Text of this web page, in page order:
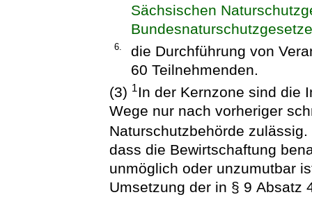
Sächsischen
6.
die Durchführung von
60 Teilnehmenden.
(3) 1 In der Kernzone sind die
Wege nur nach vorheriger
Naturschutzbehörde zulässig.
dass die Bewirtschaftung
unmöglich oder unzumutbar
Umsetzung der in § 9 Absatz